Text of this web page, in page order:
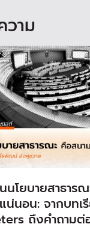
าม
นโยบายสาธาร
น่นอน: จากบทเ
ถึงคำถามต่